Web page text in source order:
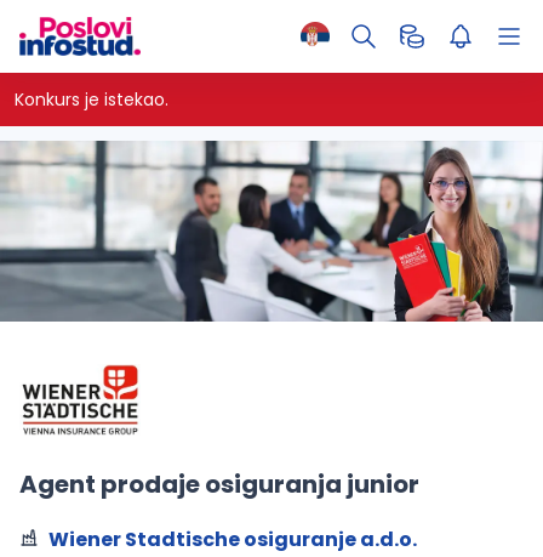
Konkurs je istekao.
Agent prodaje osiguranja junior
Wiener Stadtische osiguranje a.d.o.